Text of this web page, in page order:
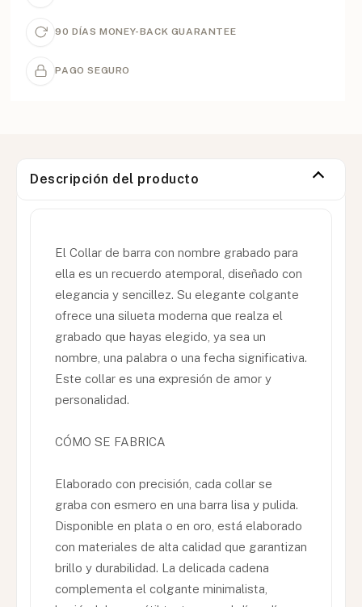
90 DÍAS MONEY-BACK GUARANTEE
PAGO SEGURO
Descripción del producto
El Collar de barra con nombre grabado para
ella es un recuerdo atemporal, diseñado con
elegancia y sencillez. Su elegante colgante
ofrece una silueta moderna que realza el
grabado que hayas elegido, ya sea un
nombre, una palabra o una fecha significativa.
Este collar es una expresión de amor y
personalidad.
CÓMO SE FABRICA
Elaborado con precisión, cada collar se
graba con esmero en una barra lisa y pulida.
Disponible en plata o en oro, está elaborado
con materiales de alta calidad que garantizan
brillo y durabilidad. La delicada cadena
complementa el colgante minimalista,